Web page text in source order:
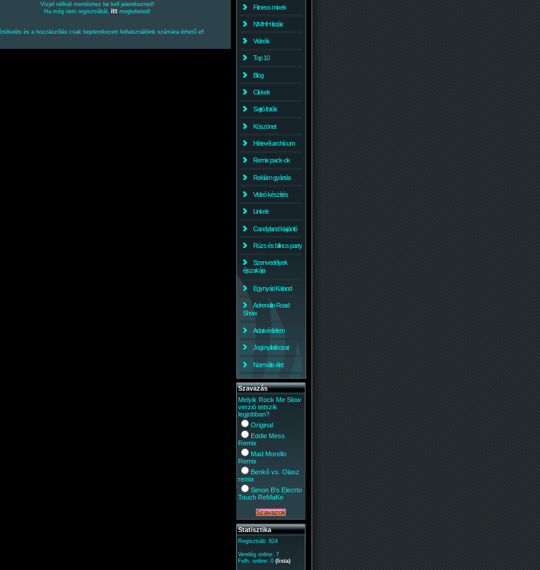
Vízjel nélküli mentéshez be kell jelentkezned!
Ha még nem regisztráltál, ittmegteheted!
és a hozzászólás csak bejelentkezett felhasználóink számára érhető el!
Fitness mixek
NMHH listák
Videók
Top 10
Blog
Cikkek
Sajtó fotók
Köszönet
Hírlevél archícum
Remix pack-ok
Reklám gyártás
Videó készítés
Linkek
Candyland kiajánló
Rúzs és bilincs party
Szenvedélyek
éjszakája
Egynyári Kaland
Adrenalin Road
Show
Adatvédelem
Jogi nyilatkozat
Normális élet
Szavazás
Melyik Rock Me Slow
verzió tetszik
legjobban?
Original
Eddie Mess
Remix
Mad Morello
Remix
Benkő vs. Olasz
remix
Simon B's Elecrto
Touch ReMaKe
Statisztika
Regisztrált: 824
Vendég online: 7
Felh. online: 0 (lista)